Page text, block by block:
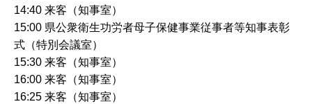
14:40 来客（知事室）
15:00 県公衆衛生功労者母子保健事業従事者等知事表彰
式（特別会議室）
15:30 来客（知事室）
16:00 来客（知事室）
16:25 来客（知事室）